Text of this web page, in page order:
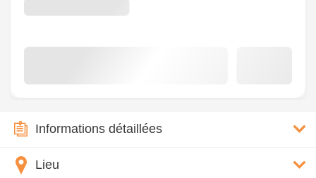
Informations détaillées
Lieu